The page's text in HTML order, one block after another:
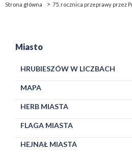
Strona główna 75. rocznica przeprawy przez
Miasto
HRUBIESZÓW W LICZBACH
MAPA
HERB MIASTA
FLAGA MIASTA
HEJNAŁ MIASTA